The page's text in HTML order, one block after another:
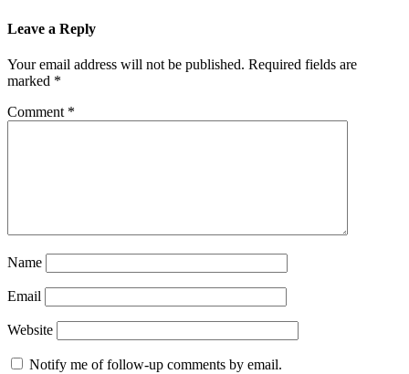
Leave a Reply
Your email address will not be published. Required fields are
marked *
Comment *
Name
Email
Website
Notify me of follow-up comments by email.